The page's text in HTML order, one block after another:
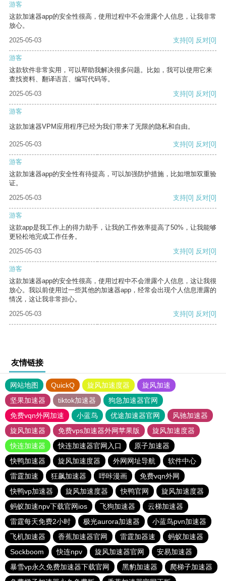
游客
这款加速器app的安全性很高，使用过程中不会泄露个人信息，让我非常
放心。
2025-05-03
支持[0] 反对[0]
游客
这款软件非常实用，可以帮助我解决很多问题。比如，我可以使用它来
查找资料、翻译语言、编写代码等。
2025-05-03
支持[0] 反对[0]
游客
这款加速器VPM应用程序已经为我们带来了无限的隐私和自由。
2025-05-03 支持[0] 反对[0]
游客
这款加速器app的安全性有待提高，可以加强防护措施，比如增加双重验
证。
2025-05-03
支持[0] 反对[0]
游客
这款app是我工作上的得力助手，让我的工作效率提高了50%，让我能够
更轻松地完成工作任务。
2025-05-03
支持[0] 反对[0]
游客
这款加速器app的安全性很高，使用过程中不会泄露个人信息，这让我很
放心。我以前使用过一些其他的加速器app，经常会出现个人信息泄露的
情况，这让我非常担心。
2025-05-03
支持[0] 反对[0]
友情链接
网站地图 QuickQ 旋风加速度器
旋风加速
坚果加速器
tiktok加速器
狗急加速器官网
免费vqn外网加速
小蓝鸟 优途加速器官网
风驰加速器
旋风加速器
免费vps加速器外网苹果版
旋风加速度器
快连加速器
快连加速器官网入口
原子加速器
快鸭加速器
旋风加速度器 外网网址导航
软件中心
雷霆加速
狂飙加速器 哔咔漫画
免费vqn外网
快鸭vp加速器
旋风加速度器 快鸭官网
旋风加速度器
蚂蚁加速npv下载官网ios
飞狗加速器
云梯加速器
雷霆每天免费2小时
极光aurora加速器
小蓝鸟pvn加速器
飞机加速器
香蕉加速器官网 雷霆加器速
蚂蚁加速器
Sockboom
快连npv 旋风加速器官网
安易加速器
暴雪vp永久免费加速器下载官网
黑豹加速器
爬梯子加速器